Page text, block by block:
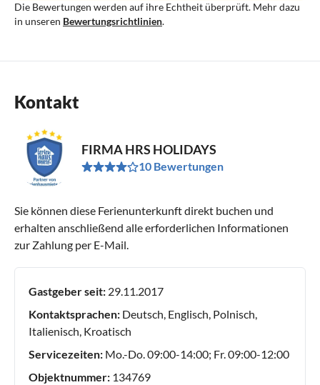
Die Bewertungen werden auf ihre Echtheit überprüft. Mehr dazu
in unseren Bewertungsrichtlinien.
Kontakt
FIRMA HRS HOLIDAYS
10 Bewertungen
Sie können diese Ferienunterkunft direkt buchen und
erhalten anschließend alle erforderlichen Informationen
zur Zahlung per E-Mail.
Gastgeber seit: 29.11.2017
Kontaktsprachen: Deutsch, Englisch, Polnisch,
Italienisch, Kroatisch
Servicezeiten: Mo.-Do. 09:00-14:00; Fr. 09:00-12:00
Objektnummer: 134769